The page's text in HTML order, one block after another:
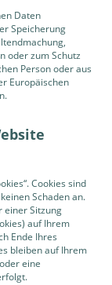
Daten
Speicherung
oder zum Schutz
Person oder aus
Europäischen
Cookies sind
Schaden an.
einer Sitzung
auf Ihrem
Ende Ihres
bleiben auf Ihrem
eine